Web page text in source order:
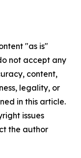
"as is"
not accept any
content,
legality, or
in this article.
issues
the author